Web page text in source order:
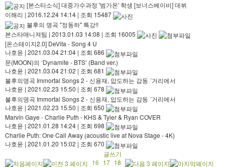
[본스타소식] 대중가수과정 '범가온' 학생 [보너스베이비] 데뷔
이해리 | 2016.12.24 14:14 | 조회 15487
불후의 명곡 "정동하" 특강!!
본스타매니져팀 | 2013.01.03 14:08 | 조회 16005
[온스테이지2.0] DeVita - Song 4 U
나호윤 | 2021.03.04 21:04 | 조회 686
문(MOON)의 ‘Dynamite - BTS’ (Band ver.)
나호윤 | 2021.03.04 21:02 | 조회 681
불후의명곡 Immortal Songs 2 - 신용재, 압도하는 감동 ´거리에서
나호윤 | 2021.02.23 15:50 | 조회 678
불후의명곡 Immortal Songs 2 - 신용재, 압도하는 감동 ´거리에서
나호윤 | 2021.02.23 15:50 | 조회 650
Marvin Gaye - Charlie Puth - KHS & Tyler & Ryan COVER
나호윤 | 2021.01.28 14:24 | 조회 698
Charlie Puth: One Call Away (acoustic live at Nova Stage - 4K)
나호윤 | 2021.01.20 15:02 | 조회 670
글쓰기
16 17 18